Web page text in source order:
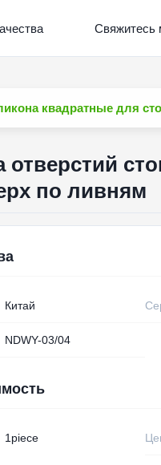
Свяжитесь
квадратные для
по ливням
Китай
NDWY-03/04
1piece